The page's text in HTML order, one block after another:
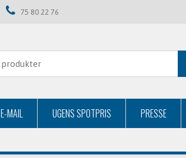
75 80 22 76
E-MAIL UGENS SPOTPRIS PRESSE